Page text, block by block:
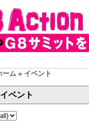
ーム » イベント
イベント